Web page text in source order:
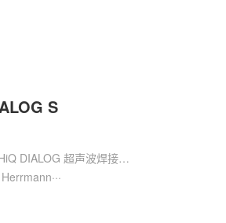
S
DIALOG 超声波焊接机